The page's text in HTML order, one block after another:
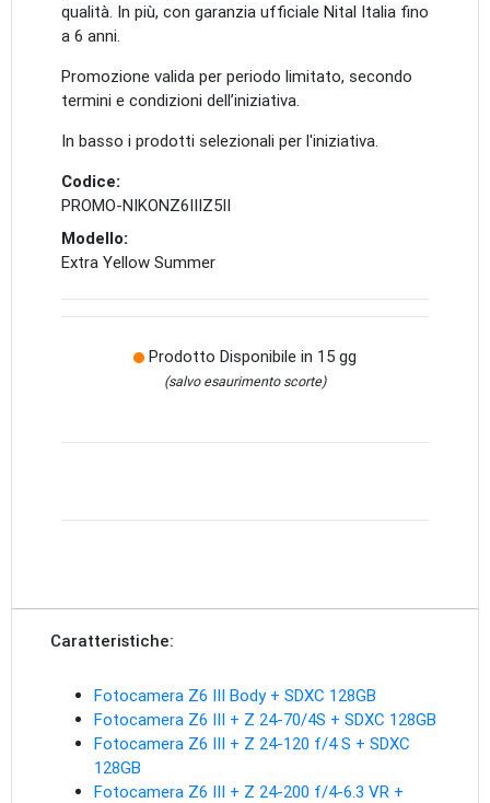
qualità. In più, con garanzia ufficiale Nital Italia fino
a 6 anni.
Promozione valida per periodo limitato, secondo
termini e condizioni dell’iniziativa.
In basso i prodotti selezionali per l'iniziativa.
Codice:
PROMO-NIKONZ6IIIZ5II
Modello:
Extra Yellow Summer
Prodotto Disponibile in 15 gg
(salvo esaurimento scorte)
Caratteristiche:
Fotocamera Z6 III Body + SDXC 128GB
Fotocamera Z6 III + Z 24-70/4S + SDXC 128GB
Fotocamera Z6 III + Z 24-120 f/4 S + SDXC
128GB
Fotocamera Z6 III + Z 24-200 f/4-6.3 VR +